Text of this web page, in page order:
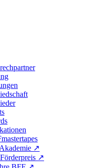
↗︎
↗︎